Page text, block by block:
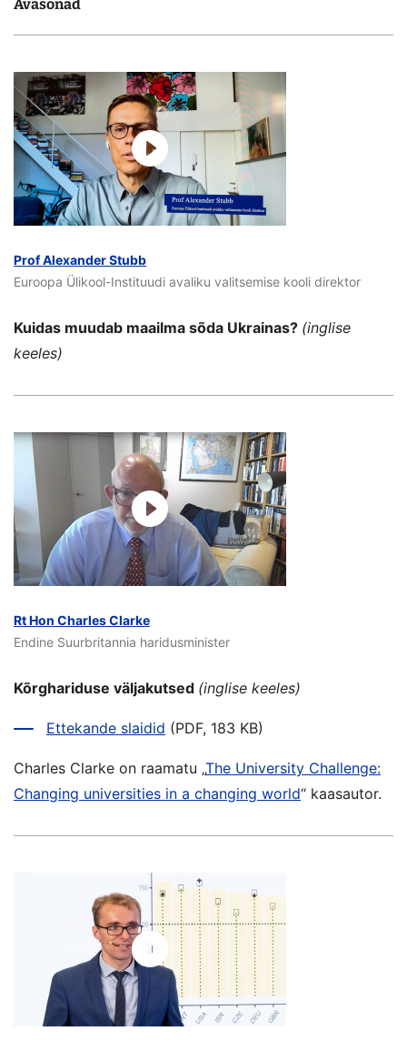
Avasõnad
Prof Alexander Stubb
Euroopa Ülikool-Instituudi avaliku valitsemise kooli direktor
Kuidas muudab maailma sõda Ukrainas? (inglise
keeles)
Rt Hon Charles Clarke
Endine Suurbritannia haridusminister
Kõrghariduse väljakutsed (inglise keeles)
Ettekande slaidid (PDF, 183 KB)
Charles Clarke on raamatu „The University Challenge:
Changing universities in a changing world“ kaasautor.